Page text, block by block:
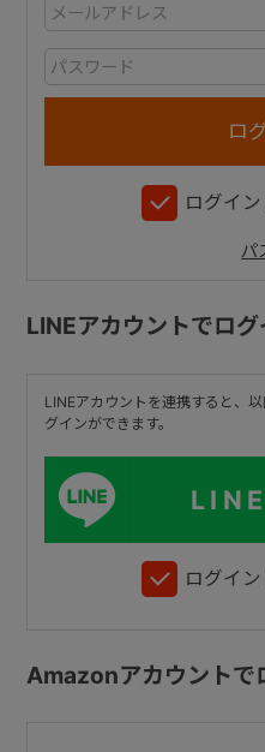
ログイ
パ
LINEアカウントでログ
LINEアカウントを連携すると、
グインができます。
ログイ
Amazonアカウントで